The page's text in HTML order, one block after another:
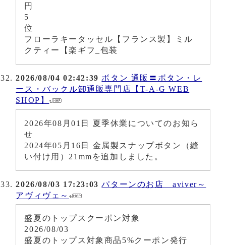
円
5
位
フローラキータッセル【フランス製】ミル
クティー【楽ギフ_包装
2026/08/04 02:42:39 ボタン 通販〓ボタン・レ
ース・バックル卸通販専門店【T-A-G WEB
SHOP】
2026年08月01日 夏季休業についてのお知ら
せ
2024年05月16日 金属製スナップボタン（縫
い付け用）21mmを追加しました。
2026/08/03 17:23:03 パターンのお店 aviver～
アヴィヴェ～
盛夏のトップスクーポン対象
2026/08/03
盛夏のトップス対象商品5%クーポン発行